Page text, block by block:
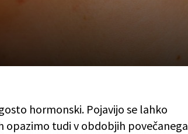
hormonski. Pojavijo se lahko
tudi v obdobjih povečanega